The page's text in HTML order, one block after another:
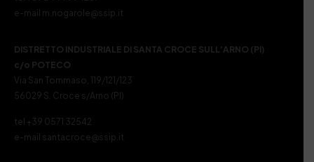
e-mail m.nogarole@ssip.it
DISTRETTO INDUSTRIALE DI SANTA CROCE SULL’ARNO (PI)
c/o POTECO
Via San Tommaso, 119/121/123
56029 S. Croce s/Arno (PI)
tel +39 0571 32542
e-mail santacroce@ssip.it